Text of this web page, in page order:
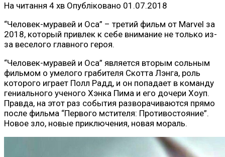
На читання 4 хв Опубліковано 01.07.2018
“Человек-муравей и Оса” – третий фильм от Marvel за
2018, который привлек к себе внимание не только из-
за веселого главного героя.
“Человек-муравей и Оса” является вторым сольным
фильмом о умелого грабителя Скотта Лэнга, роль
которого играет Полл Радд, и он попадает в команду
гениального ученого Хэнка Пима и его дочери Хоуп.
Правда, на этот раз события разворачиваются прямо
после фильма “Первого мстителя: Противостояние”.
Новое зло, новые приключения, новая мораль.